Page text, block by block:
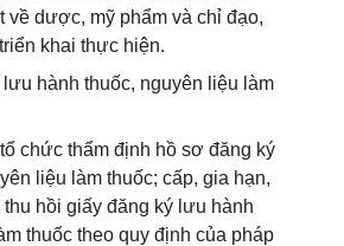
về dược, mỹ phẩm và chỉ đạo,
khai thực hiện.
hành thuốc, nguyên liệu làm
chức thẩm định hồ sơ đăng ký
liệu làm thuốc; cấp, gia hạn,
hồi giấy đăng ký lưu hành
thuốc theo quy định của pháp